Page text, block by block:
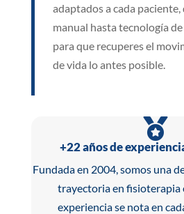
adaptados a cada
manual hasta tecnología
para que recuperes el
de vida lo antes posible.

+22 años de
Fundada en 2004, somos una
trayectoria en fisioterapia
experiencia se nota en